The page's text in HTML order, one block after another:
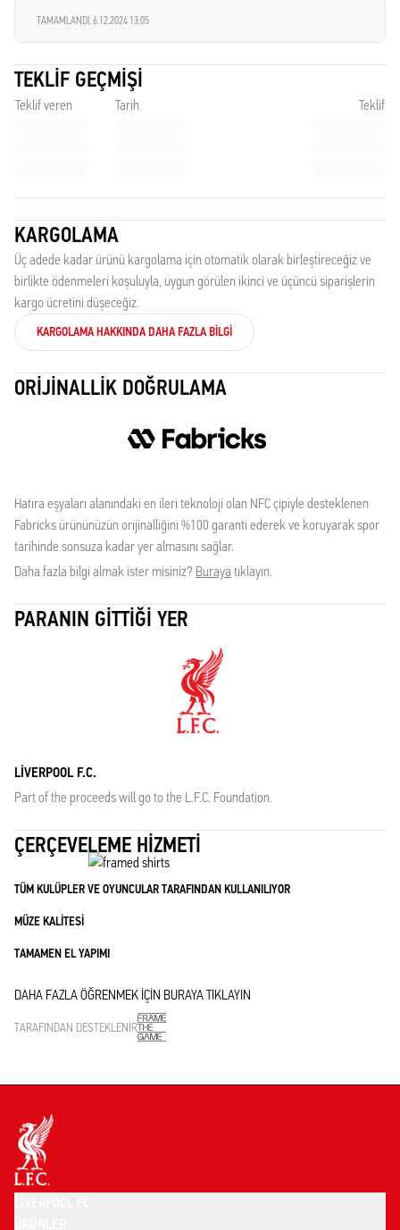
TAMAMLANDI,6.12.2024 13:05
TEKLIF GEÇMIŞI
Teklif veren Tarih Teklif
KARGOLAMA
Üç adede kadar ürünü kargolama için otomatik olarak birleştireceğiz ve
birlikte ödenmeleri koşuluyla, uygun görülen ikinci ve üçüncü siparişlerin
kargo ücretini düşeceğiz.
KARGOLAMA HAKKINDA DAHA FAZLA BILGI
ORIJINALLIK DOĞRULAMA
Hatıra eşyaları alanındaki en ileri teknoloji olan NFC çipiyle desteklenen
Fabricks ürününüzün orijinalliğini %100 garanti ederek ve koruyarak spor
tarihinde sonsuza kadar yer almasını sağlar.
Daha fazla bilgi almak ister misiniz? Buraya tıklayın.
PARANIN GITTIĞI YER
LIVERPOOL F.C.
Part of the proceeds will go to the L.F.C. Foundation.
ÇERÇEVELEME HIZMETI
TÜM KULÜPLER VE OYUNCULAR TARAFINDAN KULLANILIYOR
MÜZE KALITESI
TAMAMEN EL YAPIMI
DAHA FAZLA ÖĞRENMEK IÇIN BURAYA TIKLAYIN
TARAFINDAN DESTEKLENIR